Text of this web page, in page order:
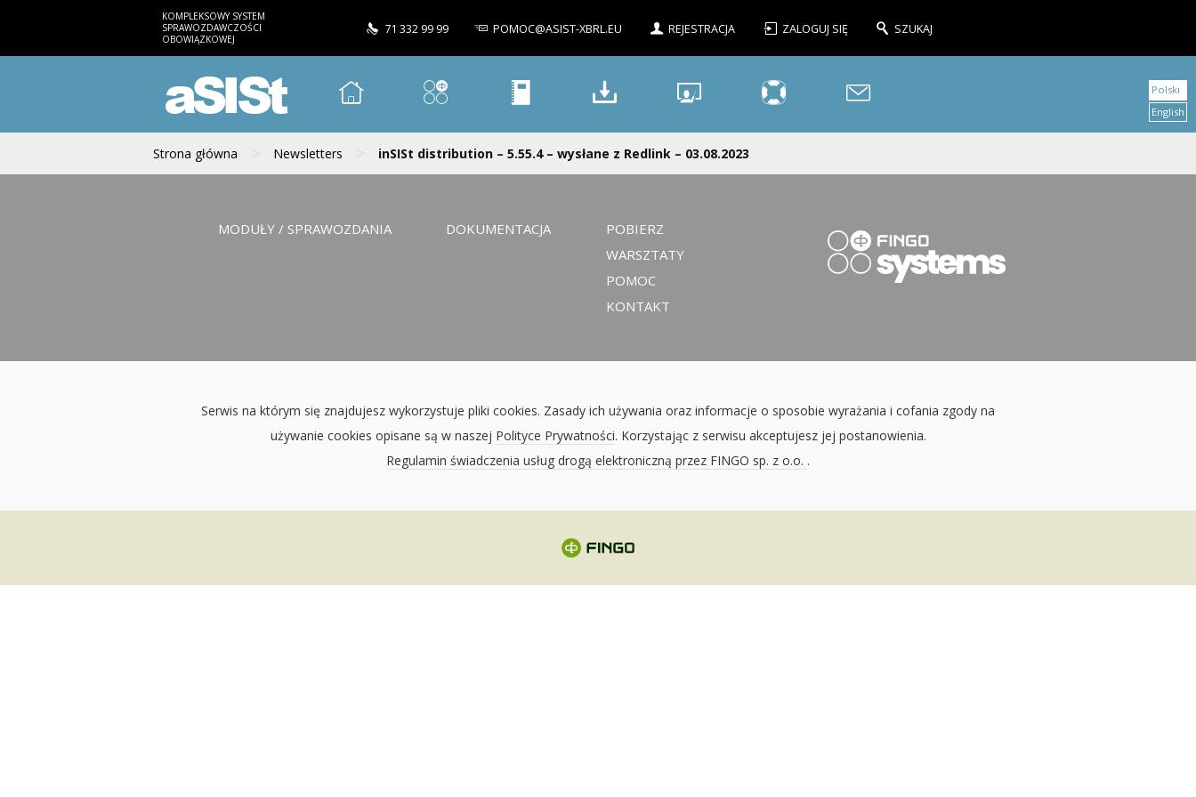
KOMPLEKSOWY SYSTEM
SPRAWOZDAWCZOŚCI
OBOWIĄZKOWEJ
71 332 99 99 POMOC@ASIST-XBRL.EU REJESTRACJA ZALOGUJ SIĘ SZUKAJ
aSISt
Strona główna > Newsletters > inSISt distribution – 5.55.4 – wysłane z Redlink – 03.08.2023
Polski
English
MODUŁY / SPRAWOZDANIA DOKUMENTACJA
POBIERZ
WARSZTATY
POMOC
KONTAKT
Serwis na którym się znajdujesz wykorzystuje pliki cookies. Zasady ich używania oraz informacje o sposobie wyrażania i cofania zgody na
używanie cookies opisane są w naszej Polityce Prywatności. Korzystając z serwisu akceptujesz jej postanowienia.
Regulamin świadczenia usług drogą elektroniczną przez FINGO sp. z o.o. .